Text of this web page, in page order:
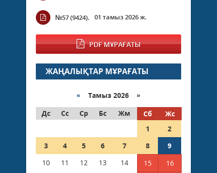
№57 (9424). 01 тамыз 2026 ж.
PDF МҰРАҒАТЫ
ЖАҢАЛЫҚТАР МҰРАҒАТЫ
« Тамыз 2026 »
Дс
Сс Ср Бс Жм Сб
Жс
1
2
3
4 5 6 7 8
9
10
11 12 13 14 15
16